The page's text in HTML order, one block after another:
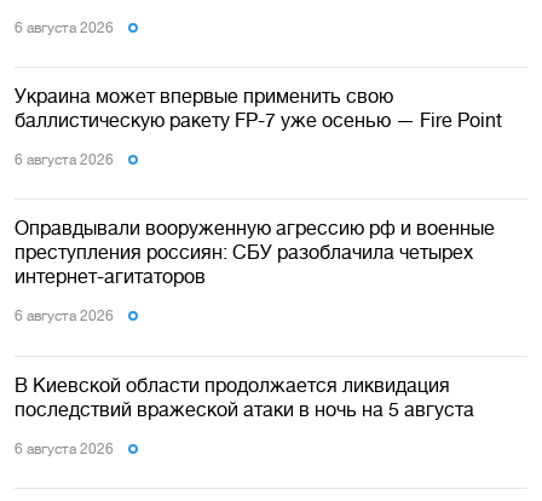
6 августа 2026
Украина может впервые применить свою
баллистическую ракету FP-7 уже осенью — Fire Point
6 августа 2026
Оправдывали вооруженную агрессию рф и военные
преступления россиян: СБУ разоблачила четырех
интернет-агитаторов
6 августа 2026
В Киевской области продолжается ликвидация
последствий вражеской атаки в ночь на 5 августа
6 августа 2026